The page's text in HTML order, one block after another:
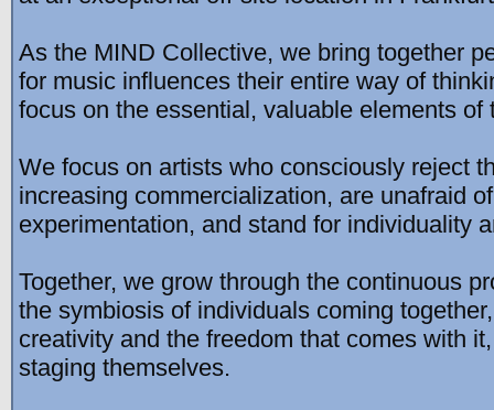
As the MIND Collective, we bring together
for music influences their entire way of
focus on the essential, valuable elements of
We focus on artists who consciously reject
increasing commercialization, are unafraid
experimentation, and stand for individuality
Together, we grow through the continuous
the symbiosis of individuals coming
creativity and the freedom that comes with
staging themselves.